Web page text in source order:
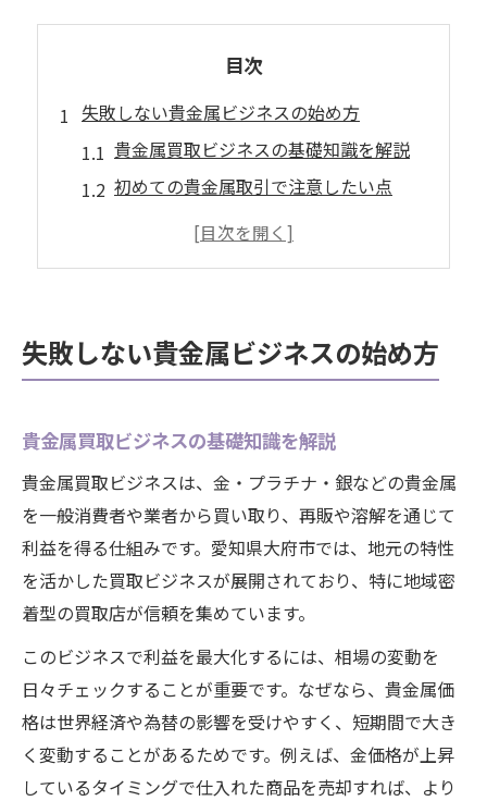
目次
失敗しない貴金属ビジネスの始め方
貴金属買取ビジネスの基礎知識を解説
初めての貴金属取引で注意したい点
貴金属買取を活用した安全な開始法
地元資源を活かした貴金属活用法
貴金属と地元資源の組み合わせ事例
地域資源連携で広がる貴金属ビジネス
地元特産品と貴金属買取の相乗効果
貴金属活用で地域経済を活性化する方法
貴金属で利益を上げるための秘訣とは
高額査定を狙う貴金属買取のポイント
貴金属の相場を見極めて利益最大化
貴金属買取の交渉術を身につける
効率的な貴金属買取で収益アップ実現
貴金属買取を活かした利益確保のコツ
安定収益を狙う貴金属の賢い運用術
失敗しない貴金属ビジネスの始め方
貴金属買取ビジネスの基礎知識を解説
貴金属買取ビジネスは、金・プラチナ・銀などの貴金属
を一般消費者や業者から買い取り、再販や溶解を通じて
利益を得る仕組みです。愛知県大府市では、地元の特性
を活かした買取ビジネスが展開されており、特に地域密
着型の買取店が信頼を集めています。
このビジネスで利益を最大化するには、相場の変動を
日々チェックすることが重要です。なぜなら、貴金属価
格は世界経済や為替の影響を受けやすく、短期間で大き
く変動することがあるためです。例えば、金価格が上昇
しているタイミングで仕入れた商品を売却すれば、より